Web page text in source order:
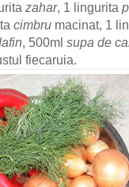
zahar, 1 lingurita
cimbru macinat, 1
, 500ml supa de
fiecaruia.